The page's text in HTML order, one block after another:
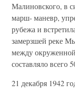
Малиновского, в
марш- маневр,
рубежа и
замерзшей реке
между
составляло всего
21 декабря 1942